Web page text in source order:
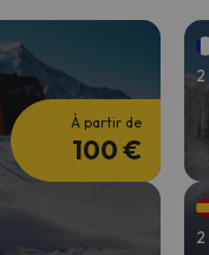
modifier la destination.
À partir de
100 €